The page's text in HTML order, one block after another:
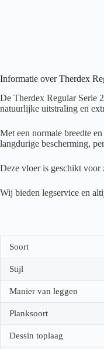
Informatie over Therdex
De Therdex Regular Serie
natuurlijke uitstraling en
Met een normale breedte
langdurige bescherming,
Deze vloer is geschikt
Wij bieden legservice en
Soort
Stijl
Manier van leggen
Planksoort
Dessin toplaag